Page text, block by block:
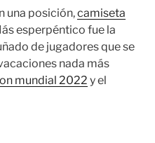
una posición,camiseta
esperpéntico fue la
de jugadores que se
nada más
mundial 2022 y el